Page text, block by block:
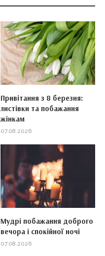
Привітання з 8 березня:
листівки та побажання
жінкам
07.08.2026
Мудрі побажання доброго
вечора і спокійної ночі
07.08.2026